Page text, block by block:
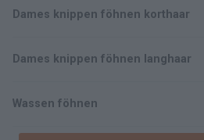
Dames knippen föhnen korthaar
Dames knippen föhnen langhaar
Wassen föhnen